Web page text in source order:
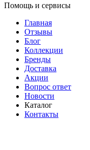
Помощь и сервисы
Главная
Отзывы
Блог
Коллекции
Бренды
Доставка
Акции
Вопрос ответ
Новости
Каталог
Контакты